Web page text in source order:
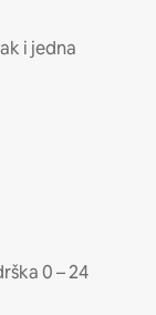
i jedna
0 – 24